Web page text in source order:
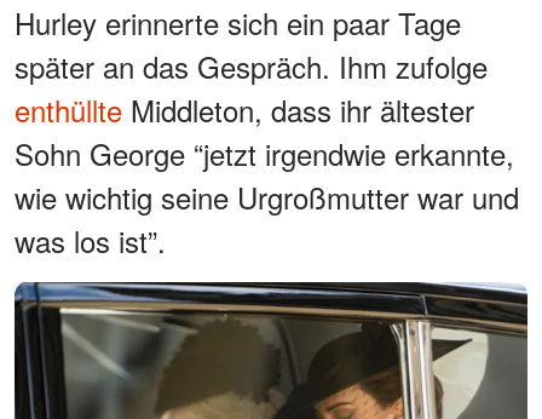
Hurley erinnerte sich ein paar Tage
später an das Gespräch. Ihm zufolge
enthüllte Middleton, dass ihr ältester
Sohn George “jetzt irgendwie erkannte,
wie wichtig seine Urgroßmutter war und
was los ist”.